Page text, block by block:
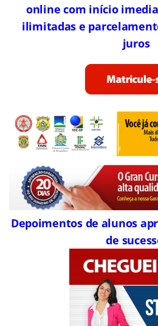
online com início
ilimitadas e
juros
Depoimentos de alunos
de